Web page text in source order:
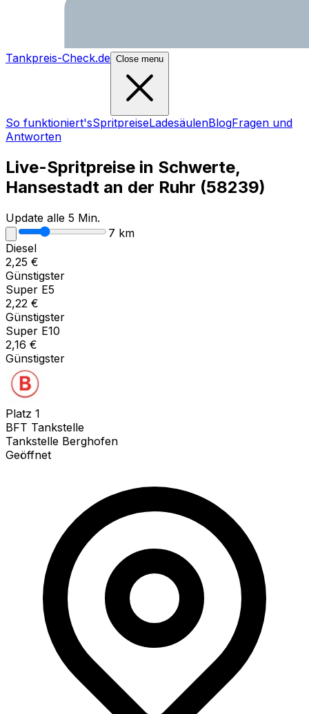
Tankpreis-Check.de Close menu
So funktioniert'sSpritpreiseLadesäulenBlogFragen und
Antworten
Live-Spritpreise in Schwerte,
Hansestadt an der Ruhr (58239)
Update alle 5 Min.
7 km
Diesel
2,25 €
Günstigster
Super E5
2,22 €
Günstigster
Super E10
2,16 €
Günstigster
Platz 1
BFT Tankstelle
Tankstelle Berghofen
Geöffnet